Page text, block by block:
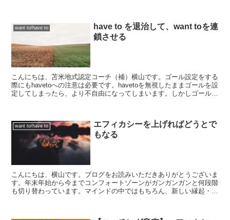
want to/have to
have to を退治して、want toを連
鎖させる
こんにちは、苫米地式認定コーチ（補）横山です。ゴール設定をする
際にもhavetoへの注意は必要です。havetoを無視したままゴールを設
定してしまったら、より不自由になってしまいます。しかしゴール設
want to/have to
エフィカシーを上げればどうとで
もなる
こんにちは、横山です。ブログをお読みいただきありがとうございま
す。年末年始から今までコンフォートゾーンがガンガンガンと何段階
も切り替わっています。マインドの中ではもちろん、新しい縁起・人